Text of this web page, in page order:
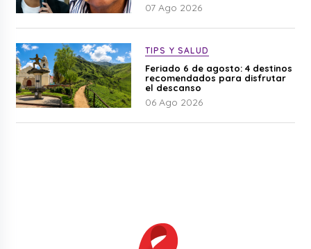
07 Ago 2026
TIPS Y SALUD
Feriado 6 de agosto: 4 destinos
recomendados para disfrutar
el descanso
06 Ago 2026